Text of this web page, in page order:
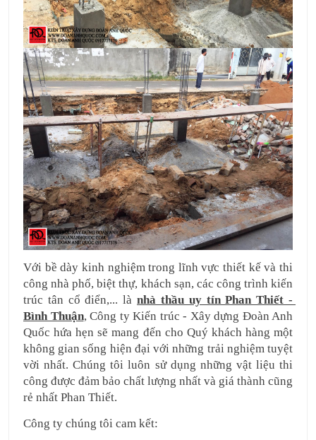
Với bề dày kinh nghiệm trong lĩnh vực thiết kế và thi
công nhà phố, biệt thự, khách sạn, các công trình kiến
trúc tân cổ điển,... là nhà thầu uy tín Phan Thiết -
Bình Thuận, Công ty Kiến trúc - Xây dựng Đoàn Anh
Quốc hứa hẹn sẽ mang đến cho Quý khách hàng một
không gian sống hiện đại với những trải nghiệm tuyệt
vời nhất. Chúng tôi luôn sử dụng những vật liệu thi
công được đảm bảo chất lượng nhất và giá thành cũng
rẻ nhất Phan Thiết.
Công ty chúng tôi cam kết: